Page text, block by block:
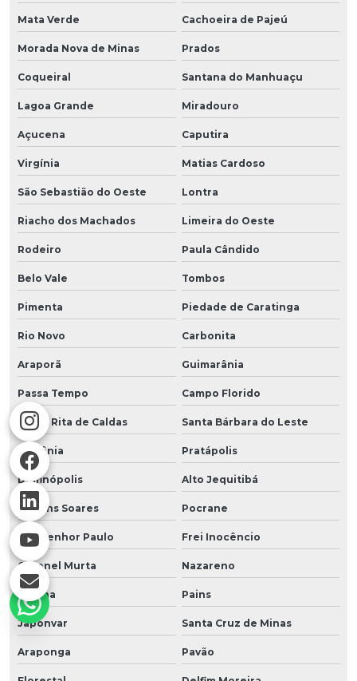
Mata Verde Cachoeira de Pajeú
Morada Nova de Minas Prados
Coqueiral Santana do Manhuaçu
Lagoa Grande Miradouro
Açucena Caputira
Virgínia Matias Cardoso
São Sebastião do Oeste Lontra
Riacho dos Machados Limeira do Oeste
Rodeiro Paula Cândido
Belo Vale Tombos
Pimenta Piedade de Caratinga
Rio Novo Carbonita
Araporã Guimarânia
Passa Tempo Campo Florido
Santa Rita de Caldas Santa Bárbara do Leste
Orizânia Pratápolis
Delfinópolis Alto Jequitibá
Martins Soares Pocrane
Monsenhor Paulo Frei Inocêncio
Coronel Murta Nazareno
Coluna Pains
Japonvar Santa Cruz de Minas
Araponga Pavão